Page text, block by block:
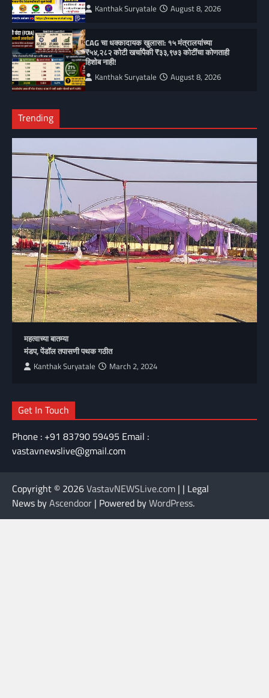
Kanthak Suryatale August 8, 2026
CAG चा धक्कादायक खुलासा: १५ मंत्रालयांच्या
₹५४,२८२ कोटी खर्चापैकी ₹३३,९७३ कोटींचा कोणताही
हिशोब नाही!
Kanthak Suryatale August 8, 2026
Trending
महत्वाच्या बातम्या
मंडप, पेंडॉल तपासणी पथक गठीत
Kanthak Suryatale March 2, 2024
Get In Touch
Phone : +91 83790 59495 Email :
vastavnewslive@gmail.com
Copyright © 2026VastavNEWSLive.com | | Legal
News byAscendoor | Powered byWordPress.